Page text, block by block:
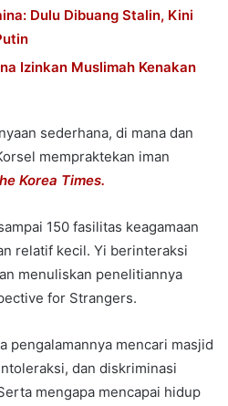
Dulu Dibuang Stalin, Kini
Izinkan Muslimah Kenakan
sederhana, di mana dan
mempraktekan iman
Korea Times.
150 fasilitas keagamaan
relatif kecil. Yi berinteraksi
menuliskan penelitiannya
for Strangers.
pengalamannya mencari masjid
dan diskriminasi
mengapa mencapai hidup